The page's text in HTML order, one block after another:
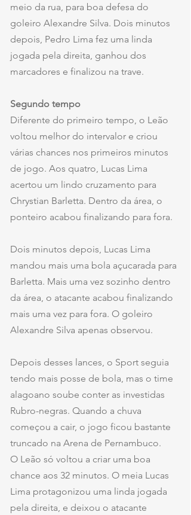
meio da rua, para boa defesa do
goleiro Alexandre Silva. Dois minutos
depois, Pedro Lima fez uma linda
jogada pela direita, ganhou dos
marcadores e finalizou na trave.
Segundo tempo
Diferente do primeiro tempo, o Leão
voltou melhor do intervalor e criou
várias chances nos primeiros minutos
de jogo. Aos quatro, Lucas Lima
acertou um lindo cruzamento para
Chrystian Barletta. Dentro da área, o
ponteiro acabou finalizando para fora.
Dois minutos depois, Lucas Lima
mandou mais uma bola açucarada para
Barletta. Mais uma vez sozinho dentro
da área, o atacante acabou finalizando
mais uma vez para fora. O goleiro
Alexandre Silva apenas observou.
Depois desses lances, o Sport seguia
tendo mais posse de bola, mas o time
alagoano soube conter as investidas
Rubro-negras. Quando a chuva
começou a cair, o jogo ficou bastante
truncado na Arena de Pernambuco.
O Leão só voltou a criar uma boa
chance aos 32 minutos. O meia Lucas
Lima protagonizou uma linda jogada
pela direita, e deixou o atacante